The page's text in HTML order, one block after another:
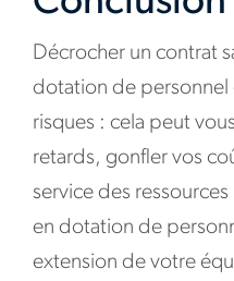
Décrocher un contrat
dotation de personnel
risques : cela peut
retards, gonfler vos
service des
en dotation de
extension de votre